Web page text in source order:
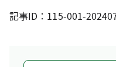
記事ID：115-001-